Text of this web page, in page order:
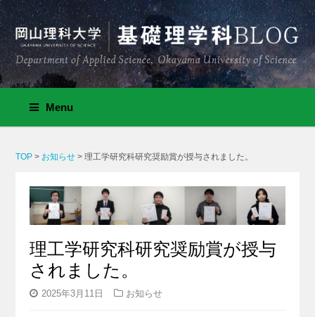
Menu
TOP > お知らせ >理工学研究科研究奨励賞が授与されました。
理工学研究科研究奨励賞が授与
されました。
2025年3月11日 お知らせ